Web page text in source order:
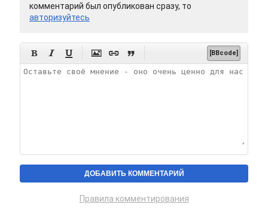
комментарий был опубликован сразу, то
авторизуйтесь
      [BBcode]
Правила комментирования